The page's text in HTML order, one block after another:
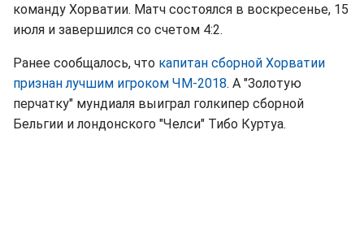
команду Хорватии. Матч состоялся в воскресенье, 15
июля и завершился со счетом 4:2.
Ранее сообщалось, что капитан сборной Хорватии
признан лучшим игроком ЧМ-2018. А "Золотую
перчатку" мундиаля выиграл голкипер сборной
Бельгии и лондонского "Челси" Тибо Куртуа.